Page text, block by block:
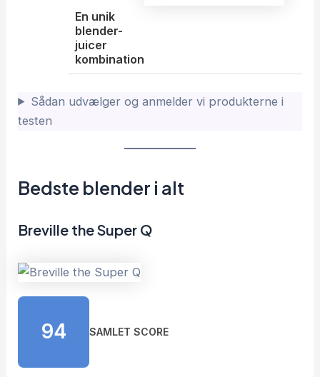
En unik
blender-
juicer
kombination
Sådan udvælger og anmelder vi produkterne i
testen
Bedste blender i alt
Breville the Super Q
94 SAMLET SCORE